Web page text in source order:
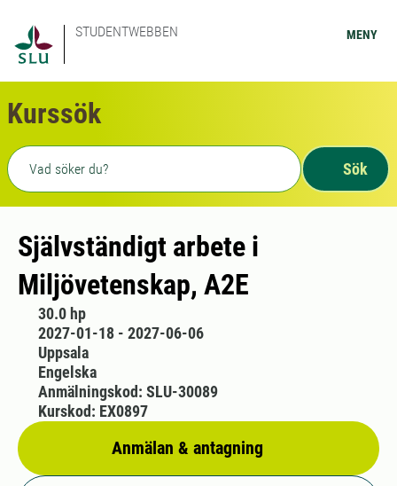
STUDENTWEBBEN MENY
Kurssök
Fritext sökning
Sök
Självständigt arbete i
Miljövetenskap, A2E
30.0 hp
2027-01-18 - 2027-06-06
Uppsala
Engelska
Anmälan & antagning
Anmälningskod: SLU-30089
Kurskod: EX0897